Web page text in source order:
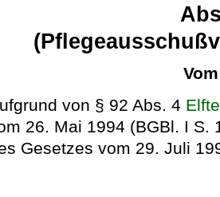
von § 92 Abs. 4
26. Mai 1994 (BGBl. I S.
Gesetzes vom 29. Juli